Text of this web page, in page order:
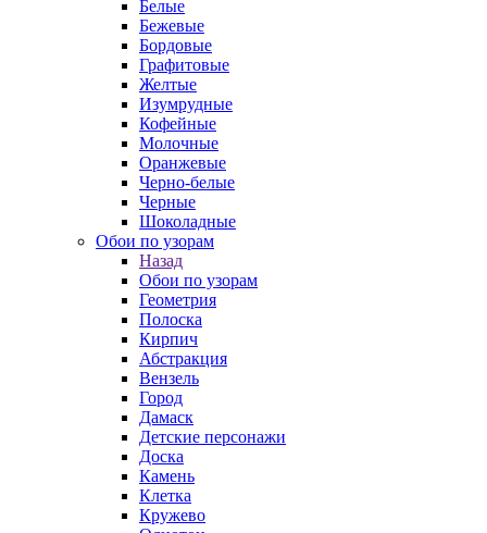
Белые
Бежевые
Бордовые
Графитовые
Желтые
Изумрудные
Кофейные
Молочные
Оранжевые
Черно-белые
Черные
Шоколадные
Обои по узорам
Назад
Обои по узорам
Геометрия
Полоска
Кирпич
Абстракция
Вензель
Город
Дамаск
Детские персонажи
Доска
Камень
Клетка
Кружево